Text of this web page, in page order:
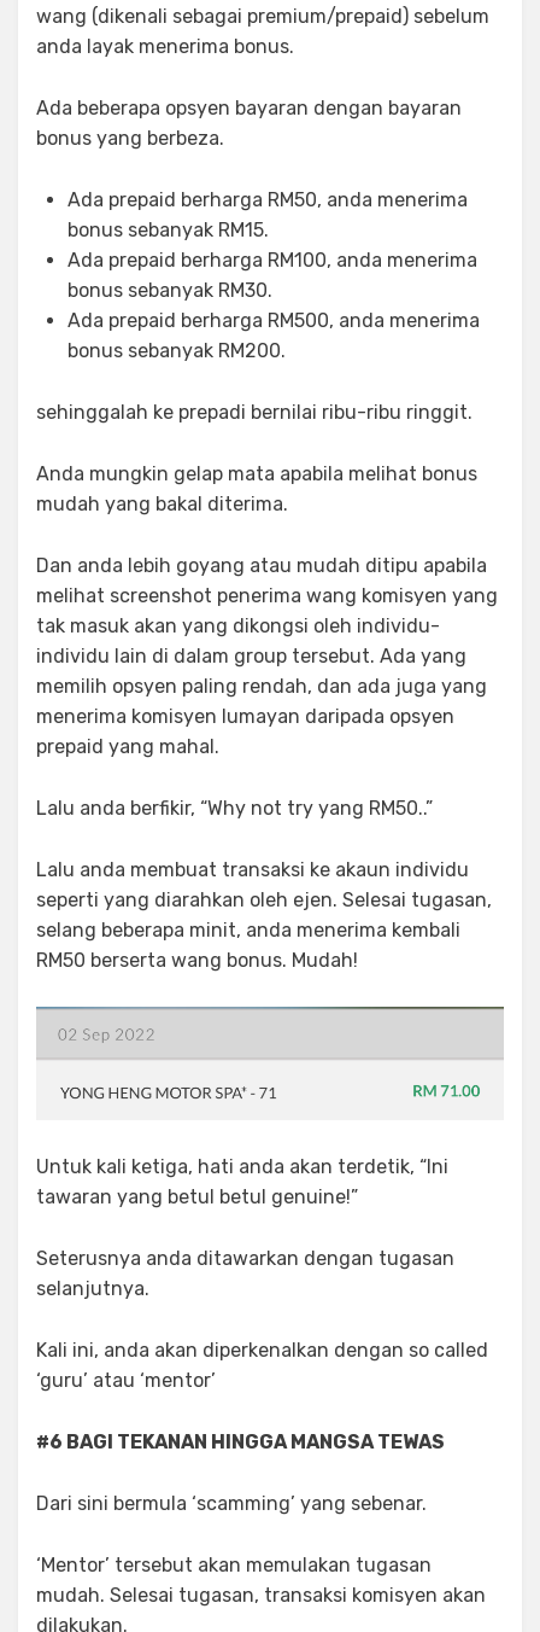
wang (dikenali sebagai premium/prepaid) sebelum
anda layak menerima bonus.
Ada beberapa opsyen bayaran dengan bayaran
bonus yang berbeza.
Ada prepaid berharga RM50, anda menerima
bonus sebanyak RM15.
Ada prepaid berharga RM100, anda menerima
bonus sebanyak RM30.
Ada prepaid berharga RM500, anda menerima
bonus sebanyak RM200.
sehinggalah ke prepadi bernilai ribu-ribu ringgit.
Anda mungkin gelap mata apabila melihat bonus
mudah yang bakal diterima.
Dan anda lebih goyang atau mudah ditipu apabila
melihat screenshot penerima wang komisyen yang
tak masuk akan yang dikongsi oleh individu-
individu lain di dalam group tersebut. Ada yang
memilih opsyen paling rendah, dan ada juga yang
menerima komisyen lumayan daripada opsyen
prepaid yang mahal.
Lalu anda berfikir, “Why not try yang RM50..”
Lalu anda membuat transaksi ke akaun individu
seperti yang diarahkan oleh ejen. Selesai tugasan,
selang beberapa minit, anda menerima kembali
RM50 berserta wang bonus. Mudah!
Untuk kali ketiga, hati anda akan terdetik, “Ini
tawaran yang betul betul genuine!”
Seterusnya anda ditawarkan dengan tugasan
selanjutnya.
Kali ini, anda akan diperkenalkan dengan so called
‘guru’ atau ‘mentor’
#6 BAGI TEKANAN HINGGA MANGSA TEWAS
Dari sini bermula ‘scamming’ yang sebenar.
‘Mentor’ tersebut akan memulakan tugasan
mudah. Selesai tugasan, transaksi komisyen akan
dilakukan.